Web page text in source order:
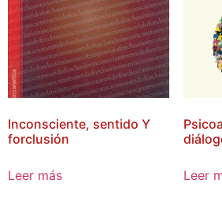
Inconsciente, sentido Y
forclusión
Leer más Leer